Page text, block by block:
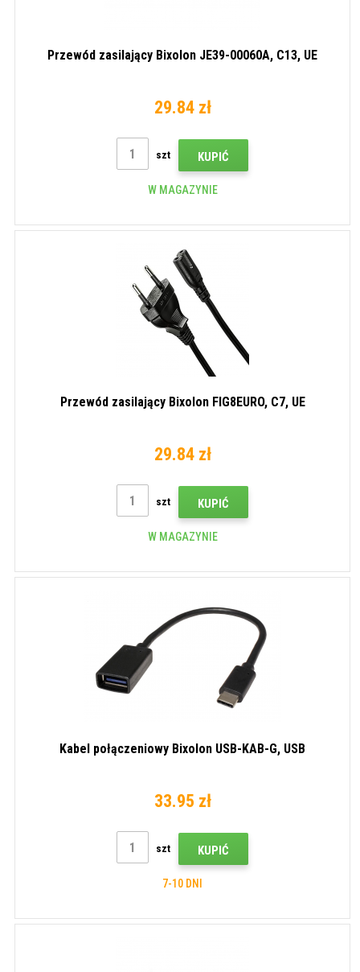
Przewód zasilający Bixolon JE39-00060A, C13, UE
29.84 zł
szt KUPIĆ
W MAGAZYNIE
Przewód zasilający Bixolon FIG8EURO, C7, UE
29.84 zł
szt KUPIĆ
W MAGAZYNIE
Kabel połączeniowy Bixolon USB-KAB-G, USB
33.95 zł
szt KUPIĆ
7-10 DNI